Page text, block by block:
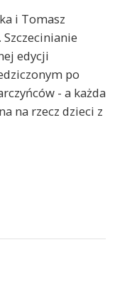
i Tomasz
Szczecinianie
edycji
po
- a każda
na rzecz dzieci z